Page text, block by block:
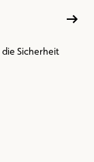
Sicherheit